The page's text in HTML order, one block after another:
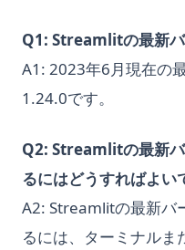
Q1: Streamlitの最新
A1: 2023年6月現在の
1.24.0です。
Q2: Streamlitの最新
るにはどうすればよい
A2: Streamlitの最新バ
るには、ターミナルま